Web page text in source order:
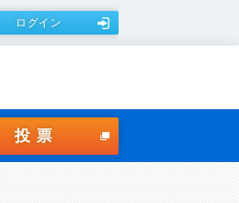
ログイン
投票